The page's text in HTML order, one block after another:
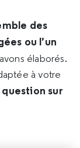
des
ou l’un
élaborés.
à votre
sur